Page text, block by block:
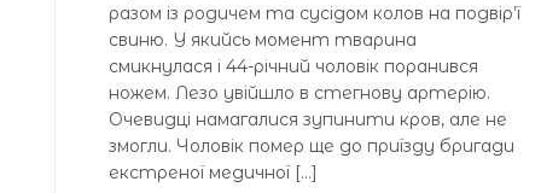
разом із родичем та сусідом колов на подвір’ї
свиню. У якийсь момент тварина
смикнулася і 44-річний чоловік поранився
ножем. Лезо увійшло в стегнову артерію.
Очевидці намагалися зупинити кров, але не
змогли. Чоловік помер ще до приїзду бригади
екстреної медичної […]